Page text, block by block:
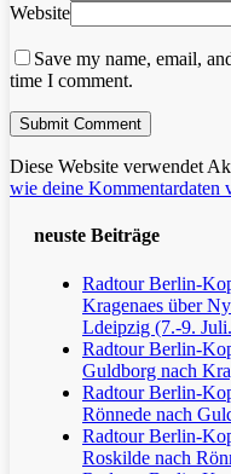
Website
Save my name, email,
time I comment.
Diese Website verwendet
wie deine Kommentardaten
neuste Beiträge
Radtour Berlin-
Kragenaes über
Ldeipzig (7.-9.
Radtour Berlin-
Guldborg nach
Radtour Berlin-
Rönnede nach
Radtour Berlin-
Roskilde nach